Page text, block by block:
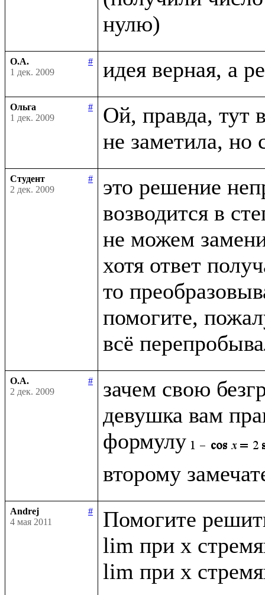
О.А.
#
1 дек. 2009
Ольга
#
1 дек. 2009
Ой, правда, тут
Студент
#
2 дек. 2009
это решение
возводится в
не можем
хотя ответ
то
помогите,
О.А.
#
2 дек. 2009
зачем свою
девушка вам
формулу
Andrej
#
4 мая 2011
Помогите
lim при x